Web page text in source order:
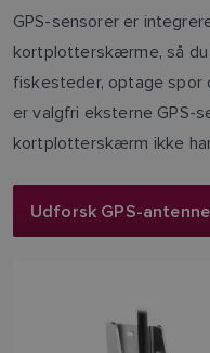
GPS-sensorer er
kortplotterskærme, så
fiskesteder, optage spor
er valgfri eksterne GPS-
kortplotterskærm ikke
Udforsk GPS-